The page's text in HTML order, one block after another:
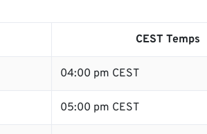
CEST Temps
04:00 pm CEST
05:00 pm CEST